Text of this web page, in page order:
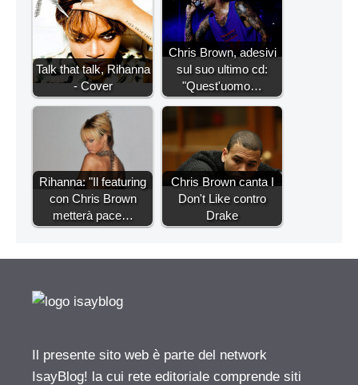
Talk that talk, Rihanna
- Cover
Chris Brown, adesivi
sul suo ultimo cd:
"Quest'uomo…
Rihanna: "Il featuring
con Chris Brown
metterà pace…
Chris Brown canta I
Don't Like contro
Drake
Il presente sito web è parte del network
IsayBlog! la cui rete editoriale comprende siti